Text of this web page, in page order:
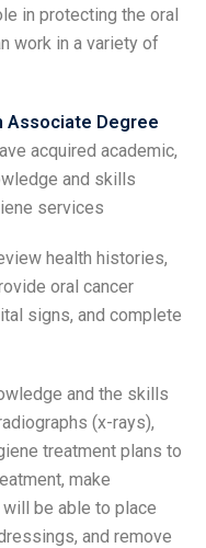
Dental hygienists play a
health of the public and
The Mouth and Dental
Programme Graduates
technical, and
required to perform
The graduates will be
asses oral health
screening, collect and
The graduates will have
to expose and develop
develop and present
patients, provide
impressions of the teeth.
temporary fillings,